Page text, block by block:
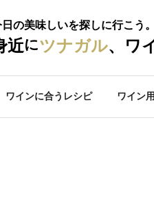
の美味しいを探しに行こう。
近にツナガル、ワ
ワインに合うレシピ ワイン